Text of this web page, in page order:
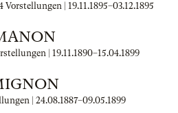
Vorstellungen | 19.11.1895–03.12.1895
| 19.11.1890–15.04.1899
| 24.08.1887–09.05.1899